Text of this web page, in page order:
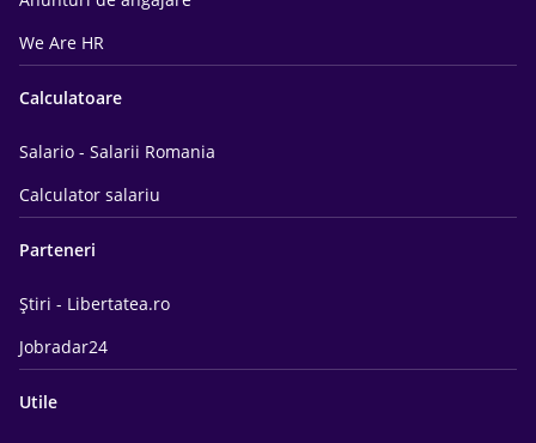
We Are HR
Calculatoare
Salario - Salarii Romania
Calculator salariu
Parteneri
Știri - Libertatea.ro
Jobradar24
Utile